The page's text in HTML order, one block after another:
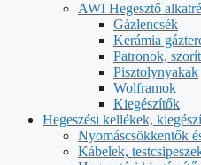
AWI Hegesztő
Gázlencsék
Kerámia
Patronok,
Pisztolynyakak
Wolframok
Kiegészítők
Hegeszési kellékek,
Nyomáscsökkentők
Kábelek,